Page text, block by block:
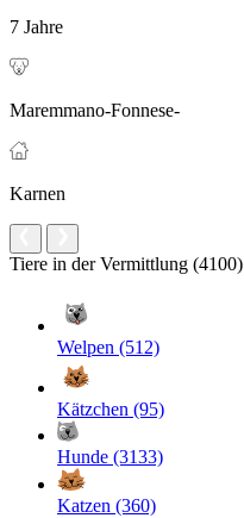
7 Jahre
Maremmano-Fonnese-
Karnen
Tiere in der Vermittlung (4100)
Welpen (512)
Kätzchen (95)
Hunde (3133)
Katzen (360)